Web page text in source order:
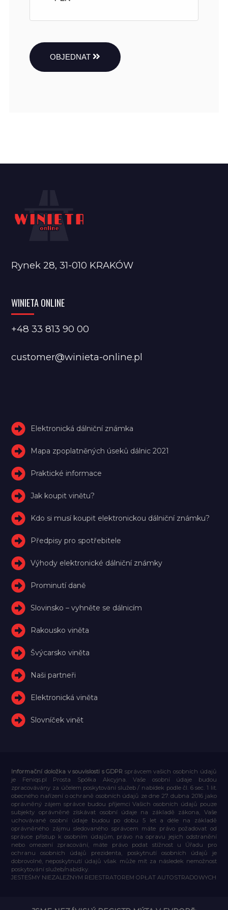
OBJEDNAT
Rynek 28, 31-010 KRAKÓW
WINIETA ONLINE
+48 33 813 90 00
customer@winieta-online.pl
Elektronická dálniční známka
Mapa zpoplatněných úseků dálnic 2021
Praktické informace
Jak koupit vinětu?
Kdo si musí koupit elektronickou dálniční známku?
Předpisy pro spotřebitele
Výhody elektronické dálniční známky
Prominutí daně
Slovinsko – vyhněte se dálnicím
Rakousko viněta
Švýcarsko viněta
Naši partneři
Elektronická viněta
Slovníček vinět
Informační doložka v souvislosti s GDPR správcem vašich osobních údajů
je Feniqs.pl Prosta Spółka Akcyjna. Vaše osobní údaje budou
zpracovávány za účelem poskytování služeb / nabídek podle čl. 6 sec. 1 lit.
obecného nařízení o ochraně osobních údajů ze dne 27. dubna 2016 jako
oprávněný zájem správce budou příjemci Vašich osobních údajů pouze
subjekty oprávněné získávat osobní údaje na základě zákona, Vaše
uchovávané osobní údaje budou po dobu 5 let a déle na základě
oprávněného zájmu sledovaného správcem máte právo požadovat od
správce přístup k osobním údajům, právo na opravu jejich odstranění
nebo omezení zpracování, máte právo podat stížnost u Úřadu pro
ochranu osobních údajů prezidenta, poskytnutí osobních údajů je
dobrovolné, neposkytnutí údajů však může mít za následek nemožnost
poskytování služeb/nabídky.
JESTEŚMY NIEZALEŻNYM REJESTRATOREM OPŁAT AUTOSTRADOWYCH